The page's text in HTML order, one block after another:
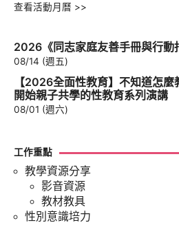
查看活動月曆 >>
2026《同志家庭友善手冊與行動
08/14 (週五)
【2026全面性教育】不知道怎
開始親子共學的性教育系列演講
08/01 (週六)
工作重點
教學資源分享
影音資源
教材教具
性別意識培力